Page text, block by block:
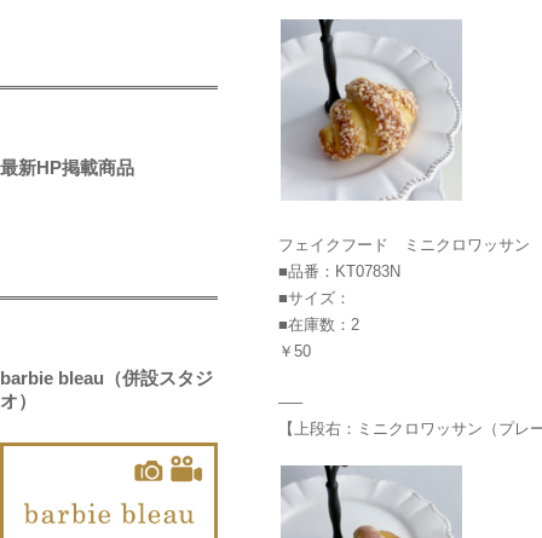
フェイクフード ミニクロワッサン
■品番：KT0783N
■サイズ：
■在庫数：2
￥50
—–
【上段右：ミニクロワッサン（プレ
最新HP掲載商品
barbie bleau（併設スタジ
オ）